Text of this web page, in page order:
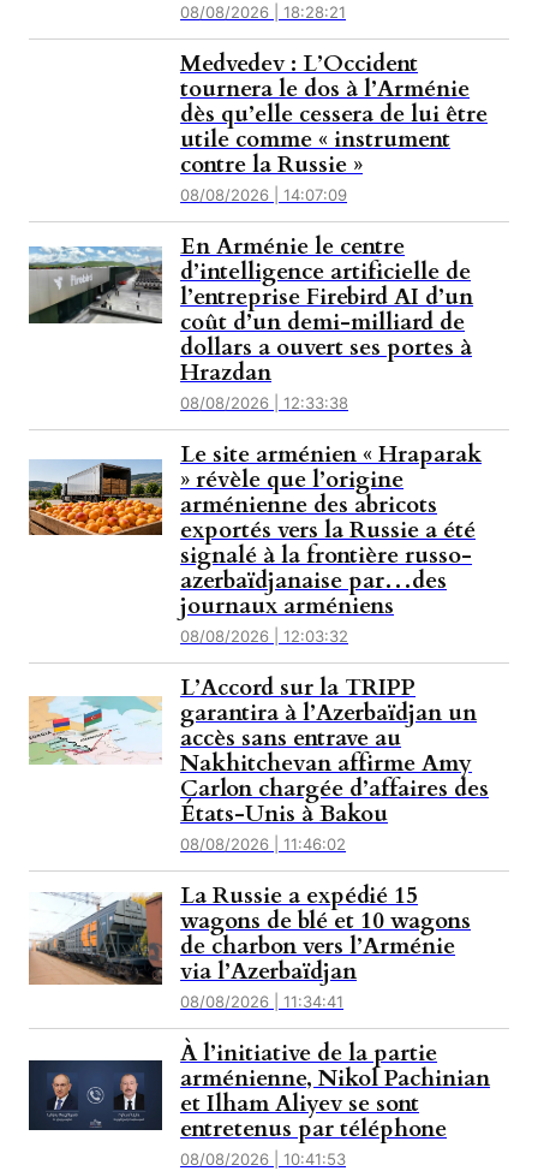
08/08/2026 | 18:28:21
Medvedev : L’Occident
tournera le dos à l’Arménie
dès qu’elle cessera de lui être
utile comme « instrument
contre la Russie »
08/08/2026 | 14:07:09
En Arménie le centre
d’intelligence artificielle de
l’entreprise Firebird AI d’un
coût d’un demi-milliard de
dollars a ouvert ses portes à
Hrazdan
08/08/2026 | 12:33:38
Le site arménien « Hraparak
» révèle que l’origine
arménienne des abricots
exportés vers la Russie a été
signalé à la frontière russo-
azerbaïdjanaise par…des
journaux arméniens
08/08/2026 | 12:03:32
L’Accord sur la TRIPP
garantira à l’Azerbaïdjan un
accès sans entrave au
Nakhitchevan affirme Amy
Carlon chargée d’affaires des
États-Unis à Bakou
08/08/2026 | 11:46:02
La Russie a expédié 15
wagons de blé et 10 wagons
de charbon vers l’Arménie
via l’Azerbaïdjan
08/08/2026 | 11:34:41
À l’initiative de la partie
arménienne, Nikol Pachinian
et Ilham Aliyev se sont
entretenus par téléphone
08/08/2026 | 10:41:53